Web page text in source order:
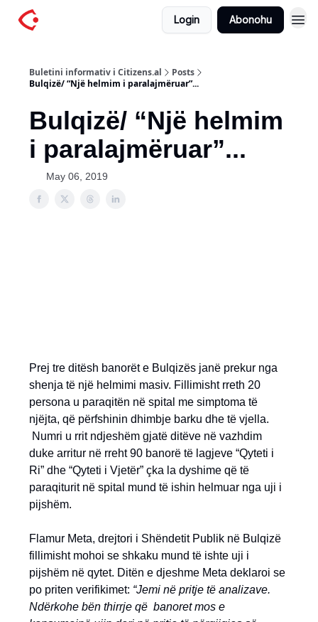
Login Abonohu
Buletini informativ i Citizens.al
Posts
Bulqizë/ “Një helmim i paralajmëruar”...
Bulqizë/ “Një helmim
i paralajmëruar”...
May 06, 2019
Prej tre ditësh banorët e Bulqizës janë prekur nga
shenja të një helmimi masiv. Fillimisht rreth 20
persona u paraqitën në spital me simptoma të
njëjta, që përfshinin dhimbje barku dhe të vjella.
Numri u rrit ndjeshëm gjatë ditëve në vazhdim
duke arritur në rreht 90 banorë të lagjeve “Qyteti i
Ri” dhe “Qyteti i Vjetër” çka la dyshime që të
paraqiturit në spital mund të ishin helmuar nga uji i
pijshëm.
Flamur Meta, drejtori i Shëndetit Publik në Bulqizë
fillimisht mohoi se shkaku mund të ishte uji i
pijshëm në qytet. Ditën e djeshme Meta deklaroi se
po priten verifikimet: “Jemi në pritje të analizave.
Ndërkohe bën thirrje që banoret mos e